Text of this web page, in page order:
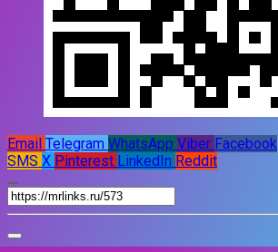
Email Telegram WhatsApp Viber Facebook
SMS X Pinterest LinkedIn Reddit